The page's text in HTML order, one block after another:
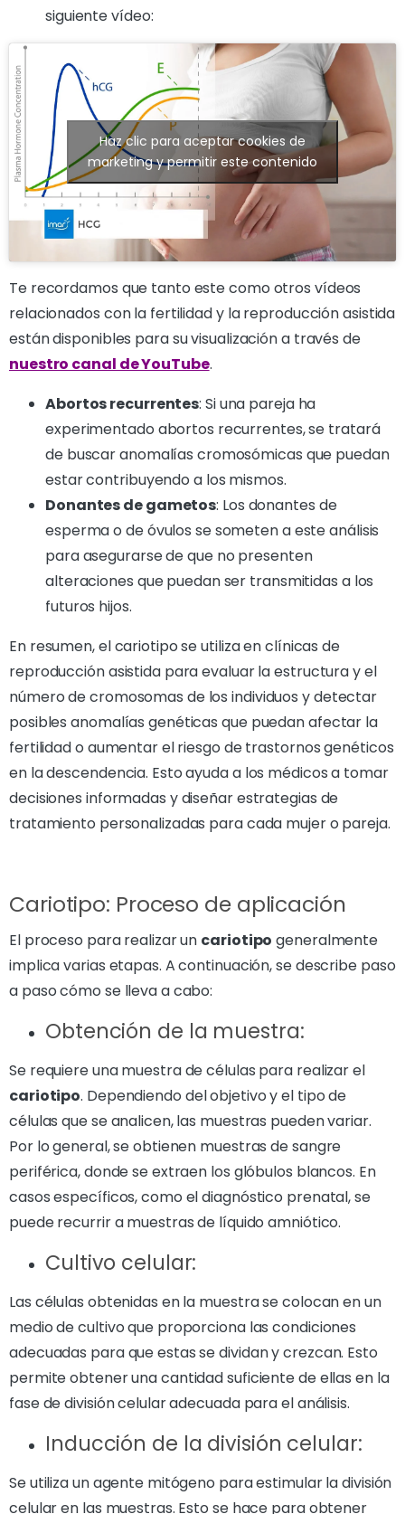
siguiente vídeo:
Haz clic para aceptar cookies de
marketing y permitir este contenido
Te recordamos que tanto este como otros vídeos
relacionados con la fertilidad y la reproducción asistida
están disponibles para su visualización a través de
nuestro canal de YouTube.
Abortos recurrentes: Si una pareja ha
experimentado abortos recurrentes, se tratará
de buscar anomalías cromosómicas que puedan
estar contribuyendo a los mismos.
Donantes de gametos: Los donantes de
esperma o de óvulos se someten a este análisis
para asegurarse de que no presenten
alteraciones que puedan ser transmitidas a los
futuros hijos.
En resumen, el cariotipo se utiliza en clínicas de
reproducción asistida para evaluar la estructura y el
número de cromosomas de los individuos y detectar
posibles anomalías genéticas que puedan afectar la
fertilidad o aumentar el riesgo de trastornos genéticos
en la descendencia. Esto ayuda a los médicos a tomar
decisiones informadas y diseñar estrategias de
tratamiento personalizadas para cada mujer o pareja.
Cariotipo: Proceso de aplicación
El proceso para realizar un cariotipo generalmente
implica varias etapas. A continuación, se describe paso
a paso cómo se lleva a cabo:
Obtención de la muestra:
Se requiere una muestra de células para realizar el
cariotipo. Dependiendo del objetivo y el tipo de
células que se analicen, las muestras pueden variar.
Por lo general, se obtienen muestras de sangre
periférica, donde se extraen los glóbulos blancos. En
casos específicos, como el diagnóstico prenatal, se
puede recurrir a muestras de líquido amniótico.
Cultivo celular:
Las células obtenidas en la muestra se colocan en un
medio de cultivo que proporciona las condiciones
adecuadas para que estas se dividan y crezcan. Esto
permite obtener una cantidad suficiente de ellas en la
fase de división celular adecuada para el análisis.
Inducción de la división celular:
Se utiliza un agente mitógeno para estimular la división
celular en las muestras. Esto se hace para obtener